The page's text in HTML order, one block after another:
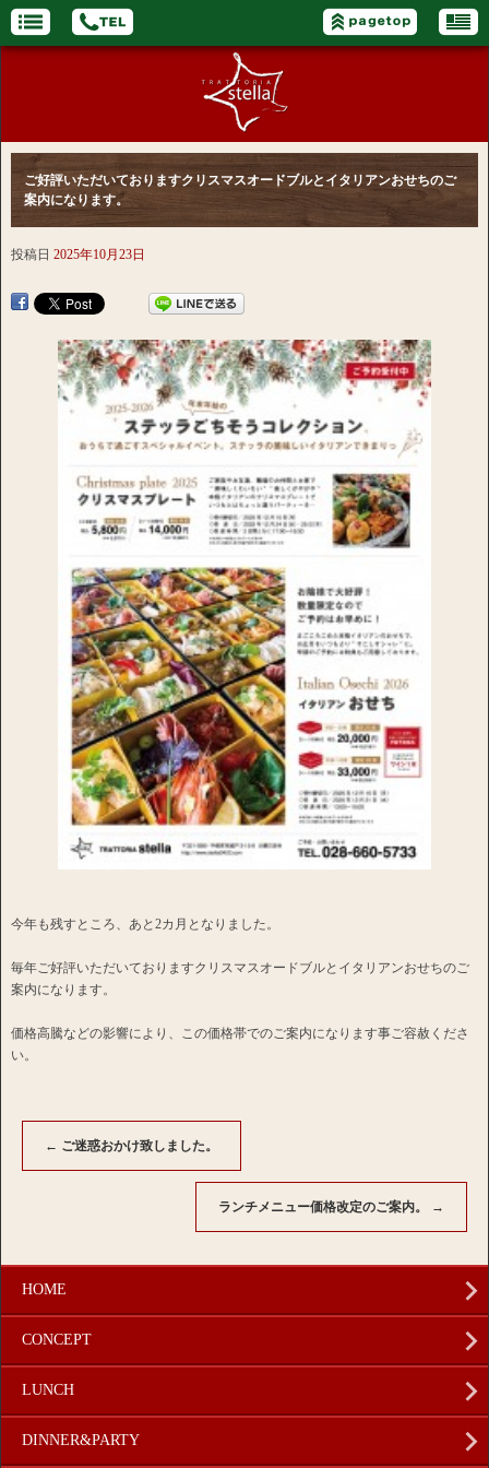
ご好評いただいておりますクリスマスオードブルとイタリアンおせちのご
案内になります。
投稿日 2025年10月23日
今年も残すところ、あと2カ月となりました。
毎年ご好評いただいておりますクリスマスオードブルとイタリアンおせちのご
案内になります。
価格高騰などの影響により、この価格帯でのご案内になります事ご容赦くださ
い。
← ご迷惑おかけ致しました。
ランチメニュー価格改定のご案内。 →
HOME
CONCEPT
LUNCH
DINNER&PARTY